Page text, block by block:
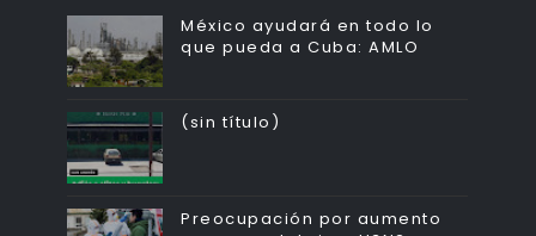
México ayudará en todo lo
que pueda a Cuba: AMLO
(sin título)
Preocupación por aumento